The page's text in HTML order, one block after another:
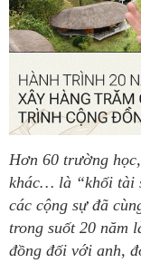
Hơn 60 trường
khác… là “khối tài
các cộng sự đã
trong suốt 20 năm
đồng đối với anh,